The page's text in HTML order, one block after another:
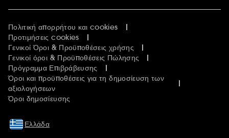
Πολιτική απορρήτου και cookies
Προτιμήσεις cookies
Γενικοί Όροι & Προϋποθέσεις χρήσης
Γενικοί όροι & Προϋποθέσεις Πώλησης
Πρόγραμμα Επιβράβευσης
Όροι και προϋποθέσεις για τη δημοσίευση των
αξιολογήσεων
Όροι δημοσίευσης
Ελλάδα